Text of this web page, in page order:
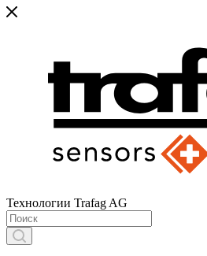
Технологии Trafag AG